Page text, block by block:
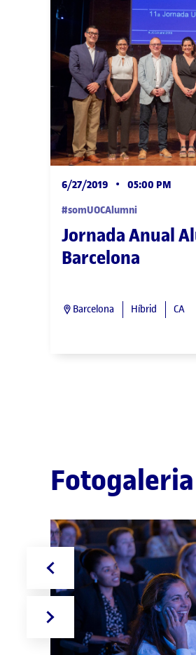
6/27/2019 • 05:00 PM
#somUOCAlumni
Jornada Anual
Barcelona
Barcelona Híbrid CA